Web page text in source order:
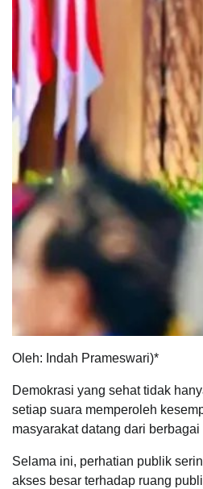
Oleh: Indah Prameswari)*
Demokrasi yang sehat tidak
setiap suara memperoleh
masyarakat datang dari
Selama ini, perhatian publik
akses besar terhadap ruang